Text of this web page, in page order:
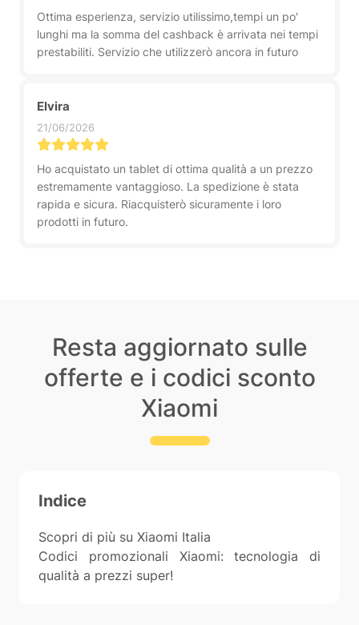
Ottima esperienza, servizio utilissimo,tempi un po'
lunghi ma la somma del cashback è arrivata nei tempi
prestabiliti. Servizio che utilizzerò ancora in futuro
Elvira
21/06/2026
Ho acquistato un tablet di ottima qualità a un prezzo
estremamente vantaggioso. La spedizione è stata
rapida e sicura. Riacquisterò sicuramente i loro
prodotti in futuro.
Resta aggiornato sulle
offerte e i codici sconto
Xiaomi
Indice
Scopri di più su Xiaomi Italia
Codici promozionali Xiaomi: tecnologia di
qualità a prezzi super!